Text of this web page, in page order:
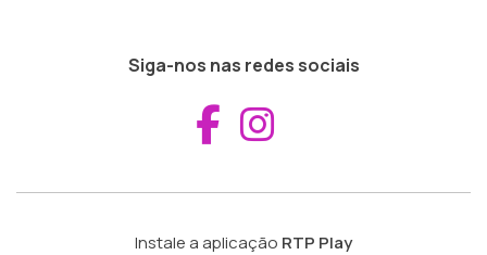
Siga-nos nas redes sociais
Aceder ao
Instale a aplicação RTP Play